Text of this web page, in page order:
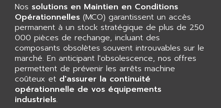
SMART TOUCH
GP 70 SERIE
PROVIT 5000
S4-S4C
SIAX
FESTO ELECTRONIC
PCS095
AFAG
AFDI
AFP PRODEL
AG ASSOCIATES
AGASTAT
AGDE
AGE POWERBLOCK
Nos solutions en Maintien en Conditions
Opérationnelles (MCO) garantissent un accès
permanent à un stock stratégique de plus de 250
000 pièces de rechange, incluant des
composants obsolètes souvent introuvables sur le
marché. En anticipant l'obsolescence, nos offres
permettent de prévenir les arrêts machine
coûteux et d'assurer la continuité
opérationnelle de vos équipements
industriels.